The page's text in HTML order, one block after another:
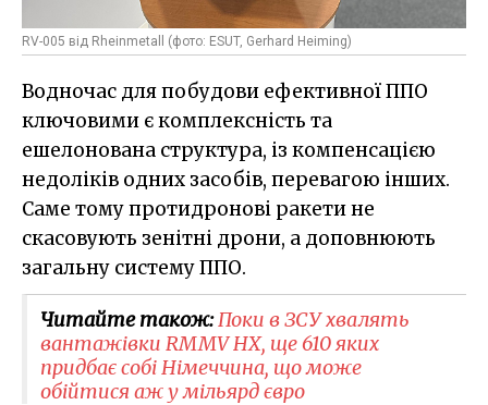
RV-005 від Rheinmetall (фото: ESUT, Gerhard Heiming)
Водночас для побудови ефективної ППО
ключовими є комплексність та
ешелонована структура, із компенсацією
недоліків одних засобів, перевагою інших.
Саме тому протидронові ракети не
скасовують зенітні дрони, а доповнюють
загальну систему ППО.
Читайте також:Поки в ЗСУ хвалять
вантажівки RMMV HX, ще 610 яких
придбає собі Німеччина, що може
обійтися аж у мільярд євро